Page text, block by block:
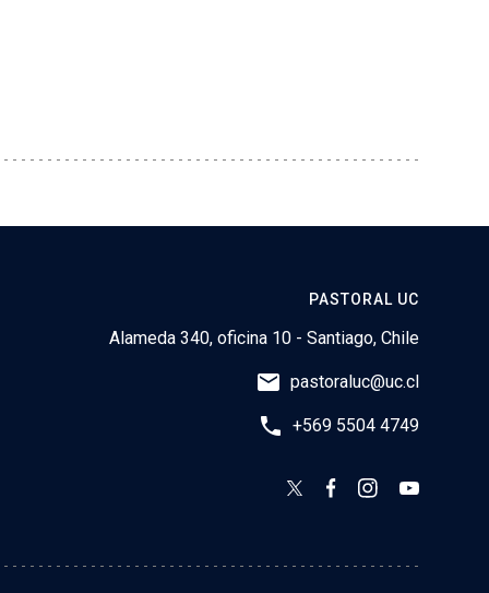
PASTORAL UC
Alameda 340, oficina 10 - Santiago, Chile
email pastoraluc@uc.cl
phone +569 5504 4749